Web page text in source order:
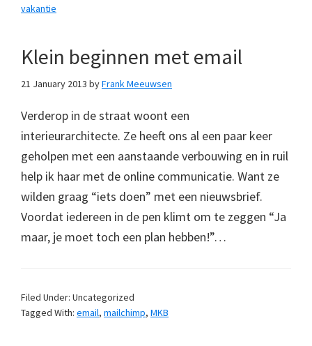
vakantie
Klein beginnen met email
21 January 2013 byFrank Meeuwsen
Verderop in de straat woont een
interieurarchitecte. Ze heeft ons al een paar keer
geholpen met een aanstaande verbouwing en in ruil
help ik haar met de online communicatie. Want ze
wilden graag “iets doen” met een nieuwsbrief.
Voordat iedereen in de pen klimt om te zeggen “Ja
maar, je moet toch een plan hebben!”…
Filed Under: Uncategorized
Tagged With: email, mailchimp, MKB